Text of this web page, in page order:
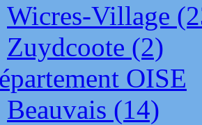
Wicres-Village
Zuydcoote (2)
OISE
Beauvais (14)